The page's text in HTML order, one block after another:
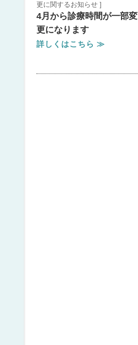
更に関するお知らせ ]
4月から診療時間が一部変
更になります
詳しくはこちら ≫